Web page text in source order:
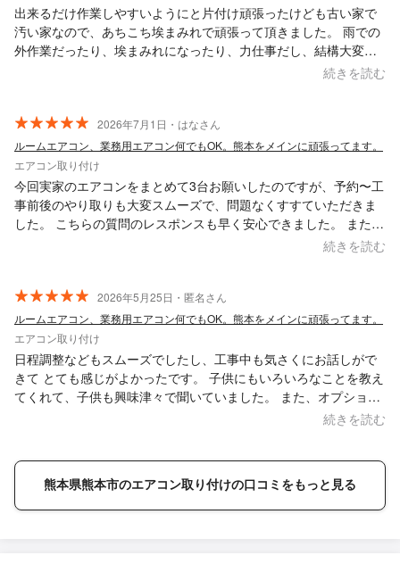
出来るだけ作業しやすいようにと片付け頑張ったけども古い家で
汚い家なので、あちこち埃まみれで頑張って頂きました。 雨での
外作業だったり、埃まみれになったり、力仕事だし、結構大変な
仕事なんだなぁと、無事エアコンが付いて天井にコンセントが付
し時間や日にちが掛かるとめんどくさいなぁと思ってこちらのア
プリからお願いしました。 頼んで良かったです。
続きを読む
2026年7月1日・はなさん
ルームエアコン、業務用エアコン何でもOK。熊本をメインに頑張ってます。
エアコン取り付け
今回実家のエアコンをまとめて3台お願いしたのですが、予約〜工
事前後のやり取りも大変スムーズで、問題なくすすていただきま
した。 こちらの質問のレスポンスも早く安心できました。 また、
不要のエアコンも引き取っていただき大変助かりました！暑い夏
続きを読む
2026年5月25日・匿名さん
ルームエアコン、業務用エアコン何でもOK。熊本をメインに頑張ってます。
エアコン取り付け
日程調整などもスムーズでしたし、工事中も気さくにお話しがで
きて とても感じがよかったです。 子供にもいろいろなことを教え
てくれて、子供も興味津々で聞いていました。 また、オプション
の配管カバーもお願いしていたんですが、今まで使っていたカバ
時には、NAO電設さんにお願いしたいと思います。 本当にありが
とうございました。
続きを読む
熊本県熊本市のエアコン取り付けの口コミをもっと見る